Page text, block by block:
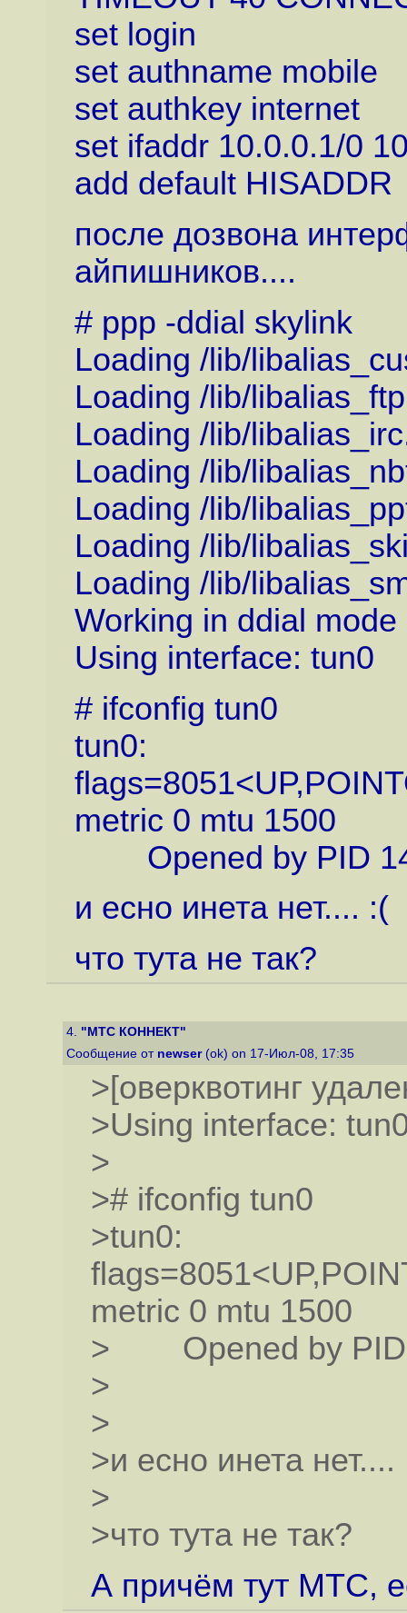
set login
set authname mobile
set authkey internet
set ifaddr 10.0.0.1/0
add default HISADDR
после дозвона
айпишников....
# ppp -ddial skylink
Loading /lib/
Loading /lib/
Loading /lib/
Loading /lib/
Loading /lib/
Loading /lib/
Loading /lib/
Working in ddial mode
Using interface: tun0
# ifconfig tun0
tun0:
metric 0 mtu 1500
Opened by PID
и есно инета нет.... :(
что тута не так?
4. "МТС КОННЕКТ"
Сообщение от newser(ok) on 17-Июл-08, 17:35
>[оверквотинг
>Using interface:
>
># ifconfig tun0
>tun0:
metric 0 mtu 1500
> Opened by PID
>
>
>и есно инета нет....
>
>что тута не так?
А причём тут МТС,